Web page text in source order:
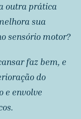
outra prática
sua
sensório motor?
faz bem, e
do
e envolve